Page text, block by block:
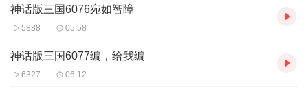
神话版三国6076宛如智障
5888 05:58
神话版三国6077编，给我编
6327 06:12